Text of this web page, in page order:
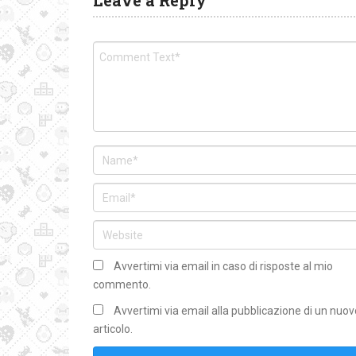
Avvertimi via email in caso di risposte al mio
commento.
Avvertimi via email alla pubblicazione di un
articolo.